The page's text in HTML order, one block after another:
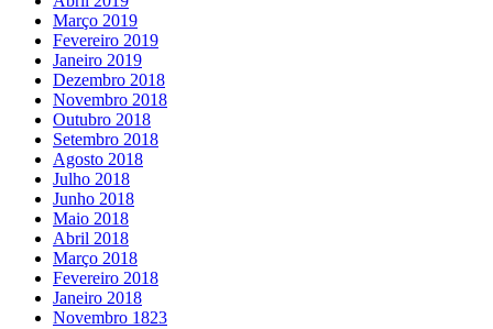
Março 2019
Fevereiro 2019
Janeiro 2019
Dezembro 2018
Novembro 2018
Outubro 2018
Setembro 2018
Agosto 2018
Julho 2018
Junho 2018
Maio 2018
Abril 2018
Março 2018
Fevereiro 2018
Janeiro 2018
Novembro 1823